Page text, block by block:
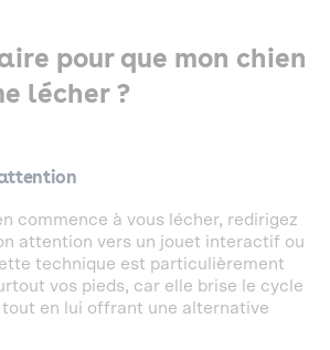
pour que mon chien
lécher ?
commence à vous lécher, redirigez
attention vers un jouet interactif ou
technique est particulièrement
vos pieds, car elle brise le cycle
en lui offrant une alternative